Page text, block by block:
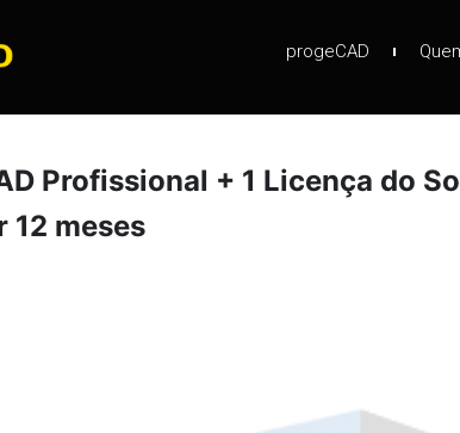
progeCAD
Profissional + 1 Licença do
12 meses